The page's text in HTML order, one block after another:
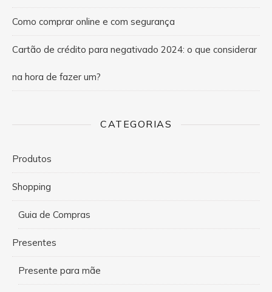
Como comprar online e com segurança
Cartão de crédito para negativado 2024: o que considerar
na hora de fazer um?
CATEGORIAS
Produtos
Shopping
Guia de Compras
Presentes
Presente para mãe